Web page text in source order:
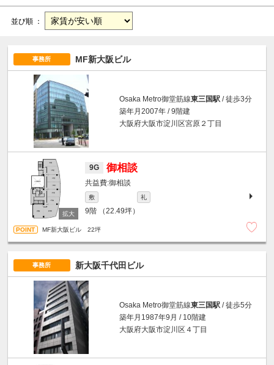
並び順 ：
事務所 MF新大阪ビル
Osaka Metro御堂筋線東三国駅 / 徒歩3分
築年月2007年 / 9階建
大阪府大阪市淀川区宮原２丁目
9G 御相談
御相談
敷 礼
9階 （22.49坪）
MF新大阪ビル 22坪
事務所 新大阪千代田ビル
Osaka Metro御堂筋線東三国駅 / 徒歩5分
築年月1987年9月 / 10階建
大阪府大阪市淀川区４丁目